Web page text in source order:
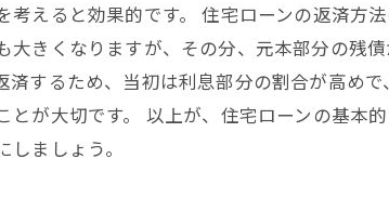
えると効果的です。 住宅ローンの返済方
きくなりますが、その分、元本部分の残
するため、当初は利息部分の割合が高め
が大切です。 以上が、住宅ローンの基本
ましょう。